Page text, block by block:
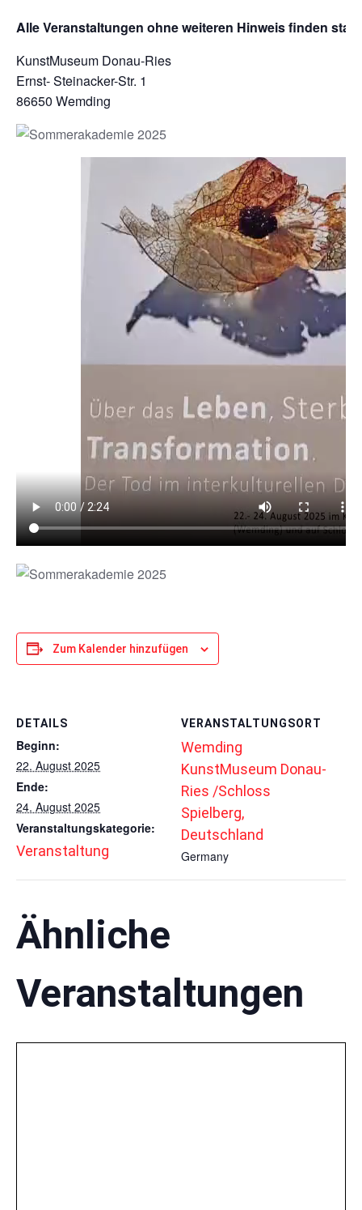
Alle Veranstaltungen ohne weiteren Hinweis finden statt
KunstMuseum Donau-Ries
Ernst- Steinacker-Str. 1
86650 Wemding
Zum Kalender hinzufügen
DETAILS
Beginn:
22. August 2025
Ende:
24. August 2025
Veranstaltungskategorie:
Veranstaltung
VERANSTALTUNGSORT
Wemding
KunstMuseum Donau-
Ries /Schloss
Spielberg,
Deutschland
Germany
Ähnliche
Veranstaltungen